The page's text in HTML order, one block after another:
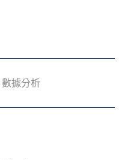
數據分析